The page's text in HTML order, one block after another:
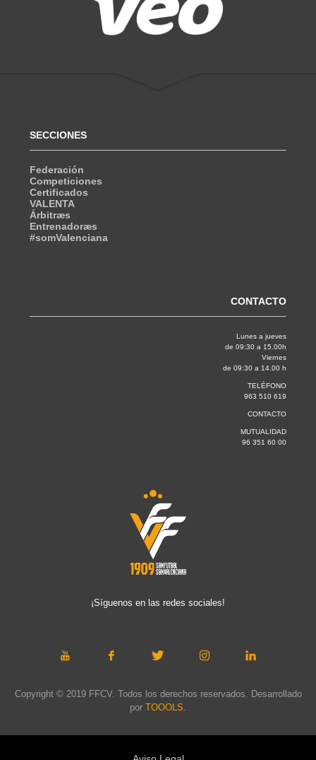
SECCIONES
Federación
Competiciones
Certificados
VALENTA
Árbitræs
Entrenadoræs
#somValenciana
CONTACTO
Lunes a jueves
de 09:30 a 15.00h
Viernes
de 09:30 a 14.00 h
TELÉFONO
963 510 619
CONTACTO
MUTUALIDAD
96 351 60 00
¡Síguenos en las redes sociales!
Copyright © 2019 FFCV. Todos los derechos reservados. Desarrollado
por TOOOLS.